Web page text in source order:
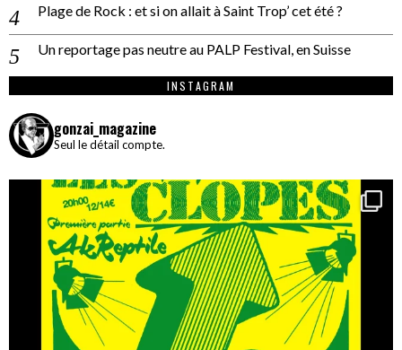
Plage de Rock : et si on allait à Saint Trop’ cet été ?
Un reportage pas neutre au PALP Festival, en Suisse
INSTAGRAM
gonzai_magazine
Seul le détail compte.